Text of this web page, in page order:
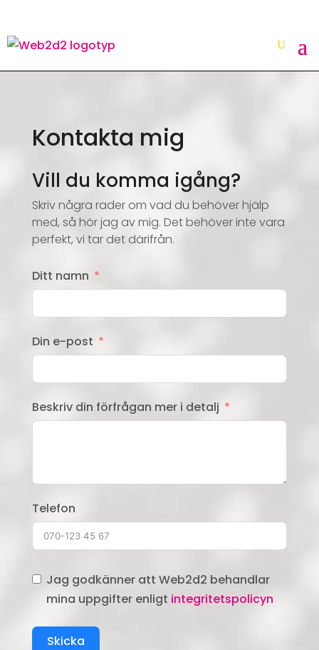
Kontakta mig
Vill du komma igång?
Skriv några rader om vad du behöver hjälp
med, så hör jag av mig. Det behöver inte vara
perfekt, vi tar det därifrån.
Ditt namn
Din e-post
Beskriv din förfrågan mer i detalj
Telefon
Jag godkänner att Web2d2 behandlar
mina uppgifter enligt integritetspolicyn
Skicka